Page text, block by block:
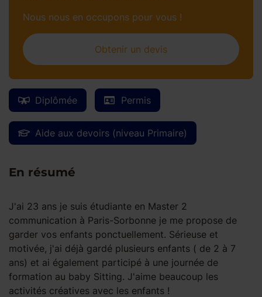
Diplômée Permis
Aide aux devoirs (niveau Primaire)
En résumé
J'ai 23 ans je suis étudiante en Master 2
communication à Paris-Sorbonne je me propose de
garder vos enfants ponctuellement. Sérieuse et
motivée, j'ai déjà gardé plusieurs enfants ( de 2 à 7
ans) et ai également participé à une journée de
formation au baby Sitting. J'aime beaucoup les
activités créatives avec les enfants !
Nous nous en occupons pour vous !
Obtenir un devis